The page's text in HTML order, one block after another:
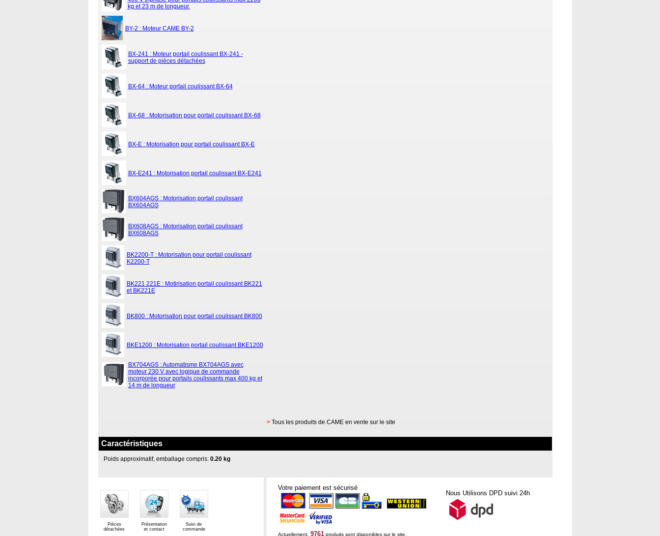
kg et 23 m de longueur.
BY-2 : Moteur CAME BY-2
BX-241 : Moteur portail coulissant BX-241 -
support de pièces détachées
BX-64 : Moteur portail coulissant BX-64
BX-68 : Motorisation pour portail coulissant BX-68
BX-E : Motorisation pour portail coulissant BX-E
BX-E241 : Motorisation portail coulissant BX-E241
BX604AGS : Motorisation portail coulissant
BX604AGS
BX608AGS : Motorisation portail coulissant
BX608AGS
BK2200-T : Motorisation pour portail coulissant
K2200-T
BK221 221E : Motirisation portail coulissant BK221
et BK221E
BK800 : Motorisation pour portail coulissant BK800
BKE1200 : Motorisation portail coulissant BKE1200
BX704AGS : Automatisme BX704AGS avec
moteur 230 V avec logique de commande
incorporée pour portails coulissants max 400 kg et
14 m de longueur
> Tous les produits de CAME en vente sur le site
Caractéristiques
Poids approximatif, emballage compris:0.20 kg
Pièces
détachées
Présentation
et contact
Suivi de
commande
Votre paiement est sécurisé
Nous Utilisons DPD suivi 24h
Actuellement, 9761produits sont disponibles sur le site.